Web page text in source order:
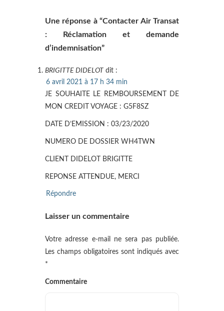
Une réponse à “Contacter Air Transat
: Réclamation et demande
d’indemnisation”
BRIGITTE DIDELOT dit :
6 avril 2021 à 17 h 34 min
JE SOUHAITE LE REMBOURSEMENT DE
MON CREDIT VOYAGE : G5F8SZ
DATE D’EMISSION : 03/23/2020
NUMERO DE DOSSIER WH4TWN
CLIENT DIDELOT BRIGITTE
REPONSE ATTENDUE, MERCI
Répondre
Laisser un commentaire
Votre adresse e-mail ne sera pas publiée.
Les champs obligatoires sont indiqués avec
*
Commentaire